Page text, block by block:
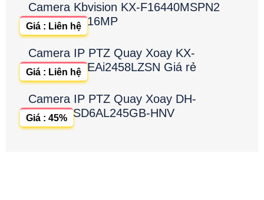
Camera Kbvision KX-F16440MSPN2
16MP
Giá : Liên hệ
Camera IP PTZ Quay Xoay KX-
EAi2458LZSN Giá rẻ
Giá : Liên hệ
Camera IP PTZ Quay Xoay DH-
SD6AL245GB-HNV
Giá : 45%